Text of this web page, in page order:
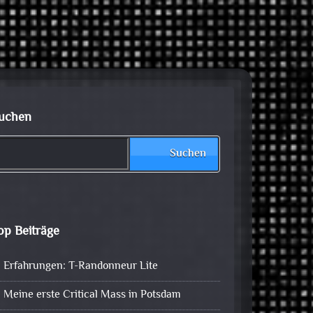
Suchen
Beiträge
Erfahrungen: T-Randonneur Lite
Meine erste Critical Mass in Potsdam